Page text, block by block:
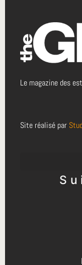
Le magazine des
Site réalisé par